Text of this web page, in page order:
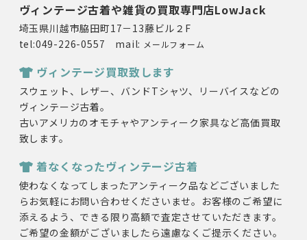
ヴィンテージ古着や雑貨の買取専門店LowJack
埼玉県川越市脇田町17－13藤ビル２F
tel:049-226-0557 mail: メールフォーム
ヴィンテージ買取致します
スウェット、レザー、バンドTシャツ、リーバイスなどの
ヴィンテージ古着。
古いアメリカのオモチャやアンティーク家具など高価買取
致します。
着なくなったヴィンテージ古着
使わなくなってしまったアンティーク品などございました
らお気軽にお問い合わせくださいませ。お客様のご希望に
添えるよう、できる限り高額で査定させていただきます。
ご希望の金額がございましたら遠慮なくご提示ください。